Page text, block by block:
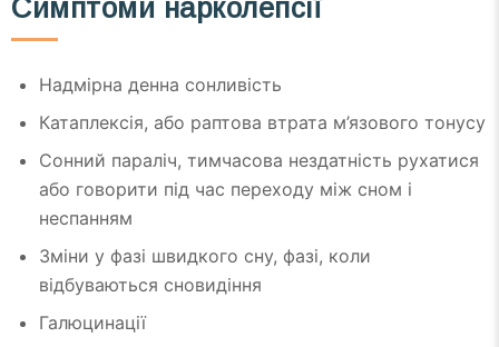
Симптоми нарколепсії
Надмірна денна сонливість
Катаплексія, або раптова втрата м’язового тонусу
Сонний параліч, тимчасова нездатність рухатися
або говорити під час переходу між сном і
неспанням
Зміни у фазі швидкого сну, фазі, коли
відбуваються сновидіння
Галюцинації